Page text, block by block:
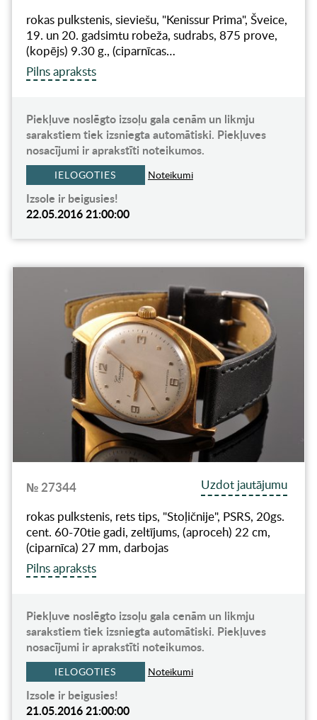
rokas pulkstenis, sieviešu, "Kenissur Prima", Šveice,
19. un 20. gadsimtu robeža, sudrabs, 875 prove,
(kopējs) 9.30 g., (ciparnīcas…
Pilns apraksts
Piekļuve noslēgto izsoļu gala cenām un likmju
sarakstiem tiek izsniegta automātiski. Piekļuves
nosacījumi ir aprakstīti noteikumos.
IELOGOTIES Noteikumi
Izsole ir beigusies!
22.05.2016 21:00:00
№ 27344
Uzdot jautājumu
rokas pulkstenis, rets tips, "Stoļičnije", PSRS, 20gs.
cent. 60-70tie gadi, zeltījums, (aproceh) 22 cm,
(ciparnīca) 27 mm, darbojas
Pilns apraksts
Piekļuve noslēgto izsoļu gala cenām un likmju
sarakstiem tiek izsniegta automātiski. Piekļuves
nosacījumi ir aprakstīti noteikumos.
IELOGOTIES Noteikumi
Izsole ir beigusies!
21.05.2016 21:00:00